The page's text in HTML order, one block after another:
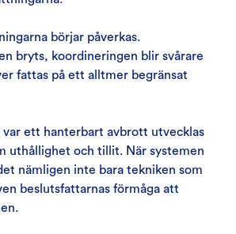
börjar påverkas.
bryts, koordineringen blir svårare
fattas på ett alltmer begränsat
var ett hanterbart avbrott utvecklas
uthållighet och tillit. När systemen
nämligen inte bara tekniken som
beslutsfattarnas förmåga att